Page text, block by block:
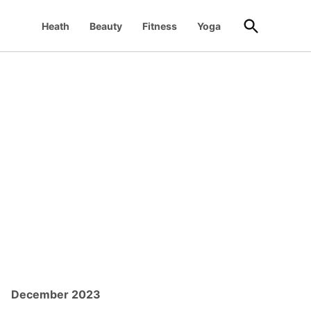
Heath Beauty Fitness Yoga
Open
Search
December 2023